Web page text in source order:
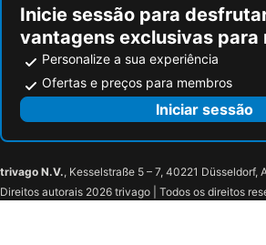
Inicie sessão para
vantagens exclusivas para
Personalize a sua experiência
Ofertas e preços para membros
Iniciar sessão
trivago N.V., Kesselstraße 5 – 7, 40221 Düsseldorf,
Direitos autorais 2026 trivago | Todos os direitos